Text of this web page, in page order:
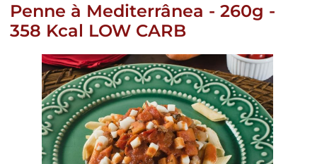
Penne à Mediterrânea - 260g -
358 Kcal LOW CARB
Galeria
imagens